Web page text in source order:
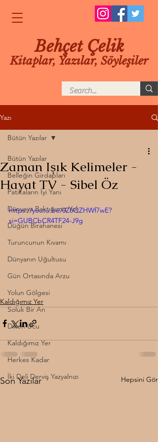
Behçet Çelik
Kitaplar, Yazılar, Söyleşiler
Yazı
Bütün Yazılar
Belleğin Girdapları
Patikaların İyi Yanı
Dünyaya Baktığımız Yol
Düğün Birahanesi
Turuncunun Kıvamı
Dünyanın Uğultusu
Gün Ortasında Arzu
Yolun Gölgesi
Soluk Bir An
Diken Ucu
Kaldığımız Yer
Herkes Kadar
İki Deli Derviş Yazyalnızı
Bütün Yazılar
Zaman Işık Kelimeler -
Hayat TV - Sibel Öz
https://youtu.be/0Z6QZHWf7wE?
si=GUBCbCR4TF24-J9g
Kaldığımız Yer
Son Yazılar Hepsini Gör